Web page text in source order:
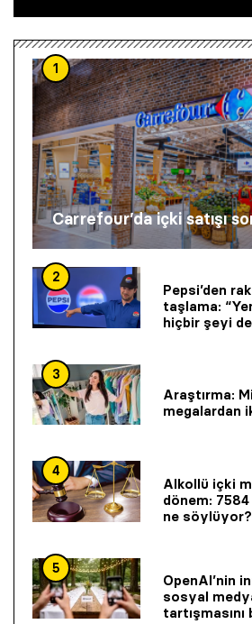
1
Carrefour’da içki satışı
2
Pepsi’den
taşlama:
hiçbir şeyi
3
Araştırma:
megalardan
4
Alkollü içki
dönem: 7584
ne söylüyor?
5
OpenAI’nin
sosyal
tartışmasını